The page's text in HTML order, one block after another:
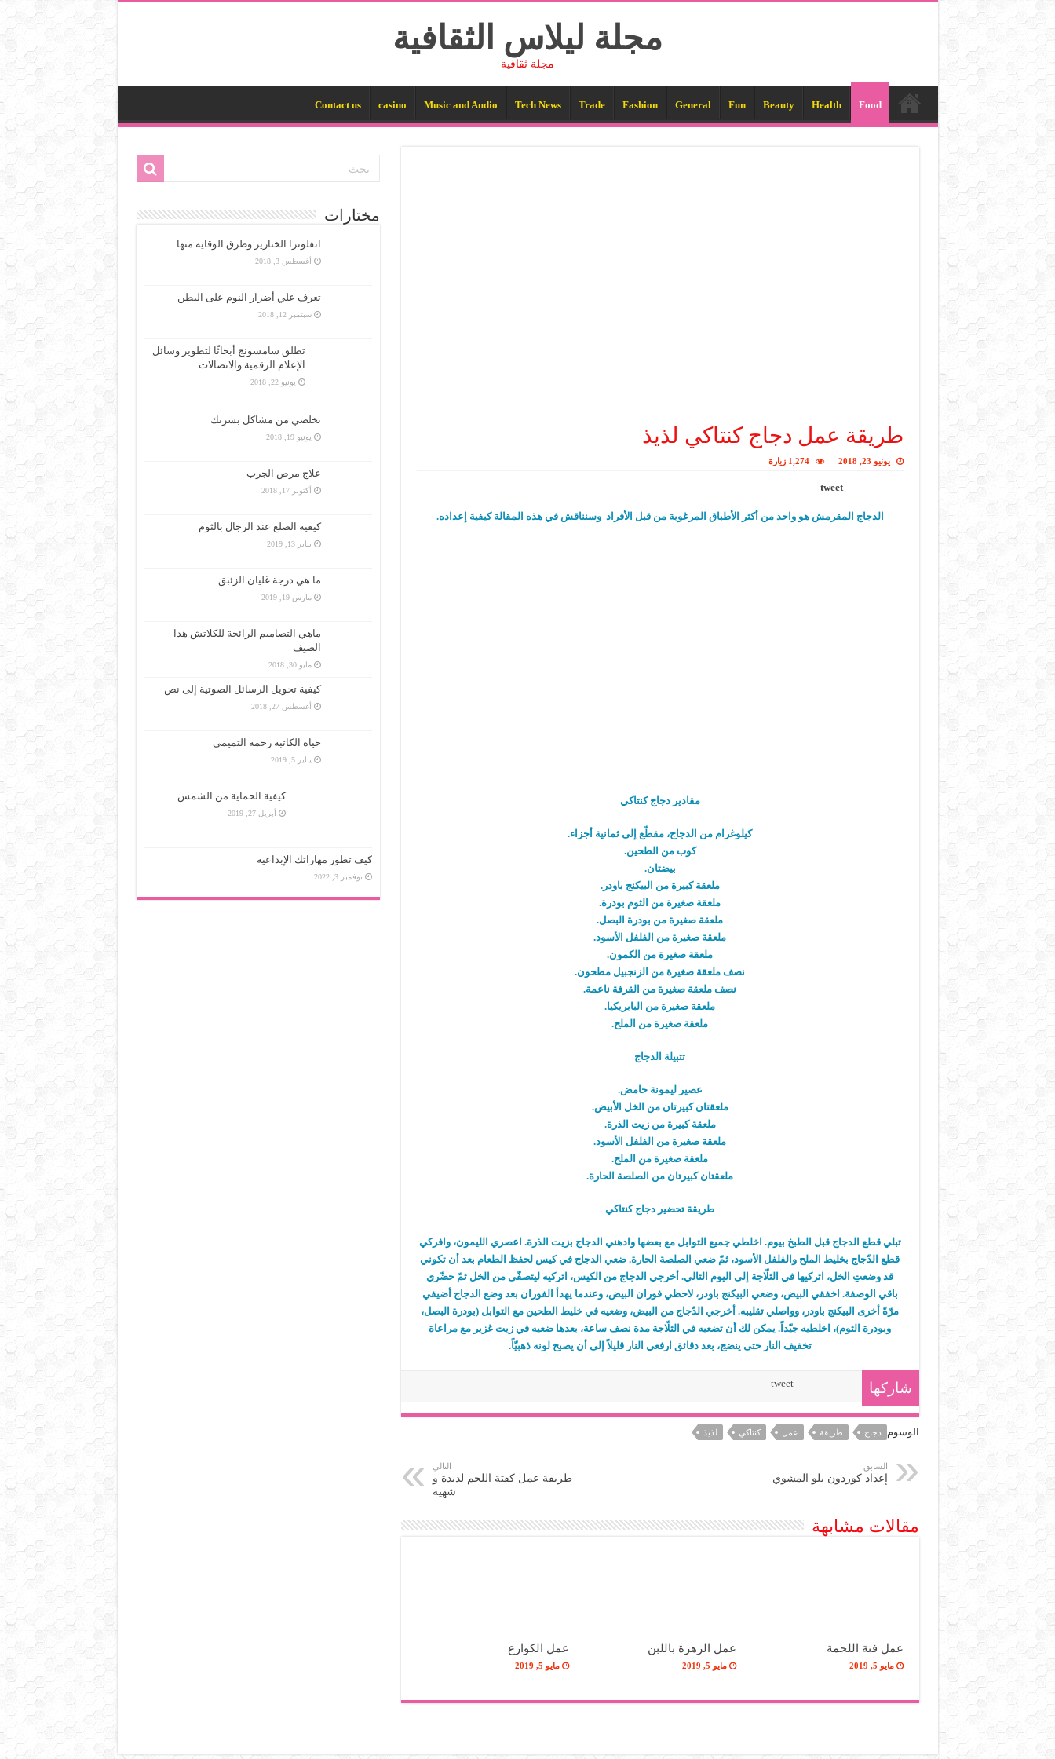
مجلة ليلاس الثقافية
مجلة ثقافية
Food
Health
Beauty
Fun
General
Fashion
Trade
Tech News
Music and Audio
casino
Contact us
طريقة عمل دجاج كنتاكي لذيذ
يونيو 23, 2018 1,274 زيارة
tweet
الدجاج المقرمش هو واحد من أكثر الأطباق المرغوبة من قبل الأفراد وسنناقش في هذه المقالة كيفية إعداده.
مقادير دجاج كنتاكي
كيلوغرام من الدجاج، مقطّع إلى ثمانية أجزاء.
كوب من الطحين.
بيضتان.
ملعقة كبيرة من البيكنج باودر.
ملعقة صغيرة من الثوم بودرة.
ملعقة صغيرة من بودرة البصل.
ملعقة صغيرة من الفلفل الأسود.
ملعقة صغيرة من الكمون.
نصف ملعقة صغيرة من الزنجبيل مطحون.
نصف ملعقة صغيرة من القرفة ناعمة.
ملعقة صغيرة من البابريكيا.
ملعقة صغيرة من الملح.
تتبيلة الدجاج
عصير ليمونة حامض.
ملعقتان كبيرتان من الخل الأبيض.
ملعقة كبيرة من زيت الذرة.
ملعقة صغيرة من الفلفل الأسود.
ملعقة صغيرة من الملح.
ملعقتان كبيرتان من الصلصة الحارة.
طريقة تحضير دجاج كنتاكي
تبلي قطع الدجاج قبل الطبخ بيوم. اخلطي جميع التوابل مع بعضها وادهني الدجاج بزيت الذرة. اعصري الليمون، وافركي
قطع الدّجاج بخليط الملح والفلفل الأسود، ثمّ ضعي الصلصة الحارة. ضعي الدجاج في كيس لحفظ الطعام بعد أن تكوني
قد وضعتِ الخل، اتركيها في الثلّاجة إلى اليوم التالي. أخرجي الدجاج من الكيس، اتركيه ليتصفّى من الخل ثمّ حضّري
باقي الوصفة. اخفقي البيض، وضعي البيكنج باودر، لاحظي فوران البيض، وعندما يهدأ الفوران بعد وضع الدجاج أضيفي
مرّةً أخرى البيكنج باودر، وواصلي تقليبه. أخرجي الدّجاج من البيض، وضعيه في خليط الطحين مع التوابل (بودرة البصل،
وبودرة الثوم)، اخلطيه جيّداً. يمكن لك أن تضعيه في الثلّاجة مدة نصف ساعة، بعدها ضعيه في زيت غزير مع مراعاة
تخفيف النار حتى ينضج، بعد دقائق ارفعي النار قليلاً إلى أن يصبح لونه ذهبيّاً.
شاركها tweet
الوسوم دجاج طريقة عمل كنتاكي لذيذ
السابق
إعداد كوردون بلو المشوي
التالي
طريقة عمل كفتة اللحم لذيذة و
شهية
مقالات مشابهة
عمل فتة اللحمة
مايو 5, 2019
عمل الزهرة باللبن
مايو 5, 2019
عمل الكوارع
مايو 5, 2019
مختارات
انفلونزا الخنازير وطرق الوقايه منها
أغسطس 3, 2018
تعرف علي أضرار النوم على البطن
سبتمبر 12, 2018
تطلق سامسونج أبحاثًا لتطوير وسائل
الإعلام الرقمية والاتصالات
يونيو 22, 2018
تخلصي من مشاكل بشرتك
يونيو 19, 2018
علاج مرض الجرب
أكتوبر 17, 2018
كيفية الصلع عند الرجال بالثوم
يناير 13, 2019
ما هي درجة غليان الزئبق
مارس 19, 2019
ماهي التصاميم الرائجة للكلاتش هذا
الصيف
مايو 30, 2018
كيفية تحويل الرسائل الصوتية إلى نص
أغسطس 27, 2018
حياة الكاتبة رحمة التميمي
يناير 5, 2019
كيفية الحماية من الشمس
أبريل 27, 2019
كيف تطور مهاراتك الإبداعية
نوفمبر 3, 2022